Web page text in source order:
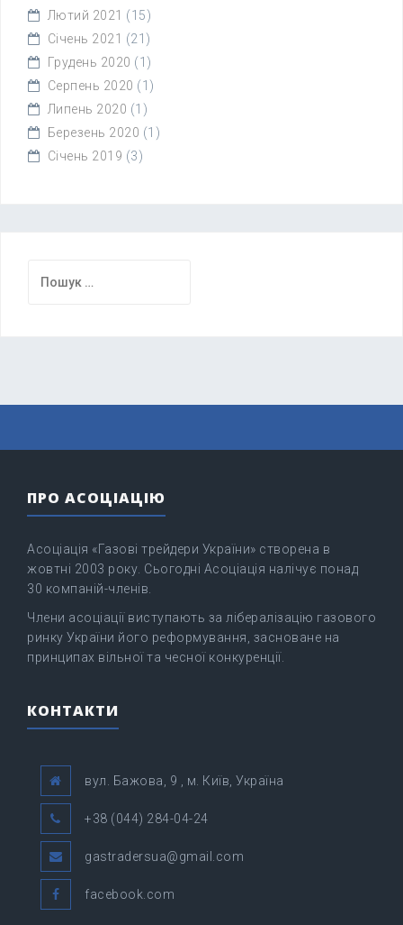
Лютий 2021 (15)
Січень 2021 (21)
Грудень 2020 (1)
Серпень 2020 (1)
Липень 2020 (1)
Березень 2020 (1)
Січень 2019 (3)
ПРО АСОЦІАЦІЮ
Асоціація «Газові трейдери України» створена в
жовтні 2003 року. Сьогодні Асоціація налічує понад
30 компаній-членів.
Члени асоціації виступають за лібералізацію газового
ринку України його реформування, засноване на
принципах вільної та чесної конкуренції.
КОНТАКТИ
вул. Бажова, 9 , м. Київ, Україна
+38 (044) 284-04-24
gastradersua@gmail.com
facebook.com